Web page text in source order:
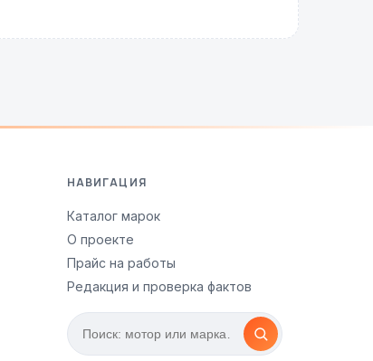
НАВИГАЦИЯ
Каталог марок
О проекте
Прайс на работы
Редакция и проверка фактов